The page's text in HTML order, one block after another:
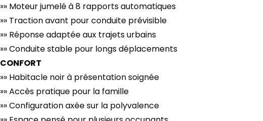
»» Moteur jumelé à 8 rapports automatiques
»» Traction avant pour conduite prévisible
»» Réponse adaptée aux trajets urbains
»» Conduite stable pour longs déplacements
CONFORT
»» Habitacle noir à présentation soignée
»» Accès pratique pour la famille
»» Configuration axée sur la polyvalence